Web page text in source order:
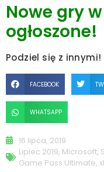
Nowe gry
ogłoszone!
Podziel się z innymi!
FACEBOOK
WHATSAPP
16 lipca, 2019
Lipiec 2019, Microsoft,
Game Pass Ultimate,